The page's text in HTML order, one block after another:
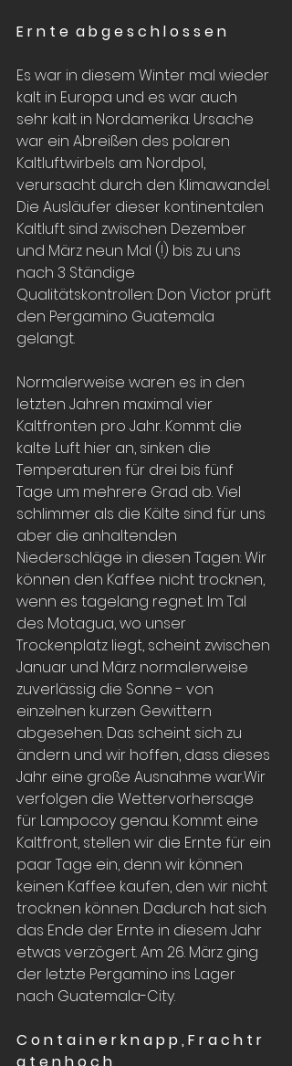
E r n t e  a b g e s c h l o s s e n
Es war in diesem Winter mal wieder
kalt in Europa und es war auch
sehr kalt in Nordamerika. Ursache
war ein Abreißen des polaren
Kaltluftwirbels am Nordpol,
verursacht durch den Klimawandel.
Die Ausläufer dieser kontinentalen
Kaltluft sind zwischen Dezember
und März neun Mal (!) bis zu uns
nach 3 Ständige
Qualitätskontrollen: Don Victor prüft
den Pergamino Guatemala
gelangt.
Normalerweise waren es in den
letzten Jahren maximal vier
Kaltfronten pro Jahr. Kommt die
kalte Luft hier an, sinken die
Temperaturen für drei bis fünf
Tage um mehrere Grad ab. Viel
schlimmer als die Kälte sind für uns
aber die anhaltenden
Niederschläge in diesen Tagen: Wir
können den Kaffee nicht trocknen,
wenn es tagelang regnet. Im Tal
des Motagua, wo unser
Trockenplatz liegt, scheint zwischen
Januar und März normalerweise
zuverlässig die Sonne - von
einzelnen kurzen Gewittern
abgesehen. Das scheint sich zu
ändern und wir hoffen, dass dieses
Jahr eine große Ausnahme war.Wir
verfolgen die Wettervorhersage
für Lampocoy genau. Kommt eine
Kaltfront, stellen wir die Ernte für ein
paar Tage ein, denn wir können
keinen Kaffee kaufen, den wir nicht
trocknen können. Dadurch hat sich
das Ende der Ernte in diesem Jahr
etwas verzögert. Am 26. März ging
der letzte Pergamino ins Lager
nach Guatemala-City.
C o n t a i n e r k n a p p , F r a c h t r